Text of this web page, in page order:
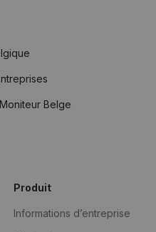
Belge
Produit
Informations d’entreprise